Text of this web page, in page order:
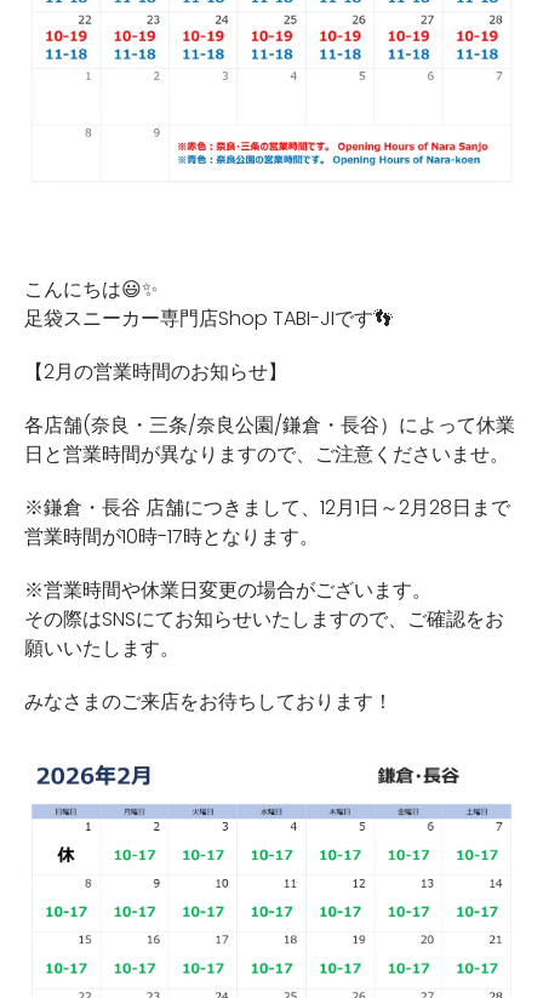
こんにちは😃✨
足袋スニーカー専門店Shop TABI-JIです👣
【2月の営業時間のお知らせ】
各店舗(奈良・三条/奈良公園/鎌倉・長谷）によって休業
日と営業時間が異なりますので、ご注意くださいませ。
※鎌倉・長谷 店舗につきまして、12月1日～2月28日まで
営業時間が10時-17時となります。
※営業時間や休業日変更の場合がございます。
その際はSNSにてお知らせいたしますので、ご確認をお
願いいたします。
みなさまのご来店をお待ちしております！